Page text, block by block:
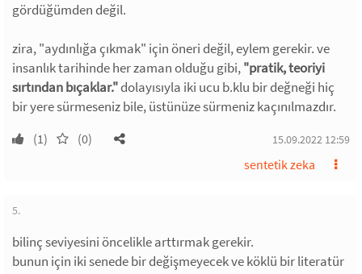
gördüğümden değil.
zira, "aydınlığa çıkmak" için öneri değil, eylem gerekir. ve
insanlık tarihinde her zaman olduğu gibi,"pratik, teoriyi
sırtından bıçaklar."dolayısıyla iki ucu b.klu bir değneği hiç
bir yere sürmeseniz bile, üstünüze sürmeniz kaçınılmazdır.
(1) (0) 15.09.2022 12:59
sentetik zeka
5.
bilinç seviyesini öncelikle arttırmak gerekir.
bunun için iki senede bir değişmeyecek ve köklü bir literatür